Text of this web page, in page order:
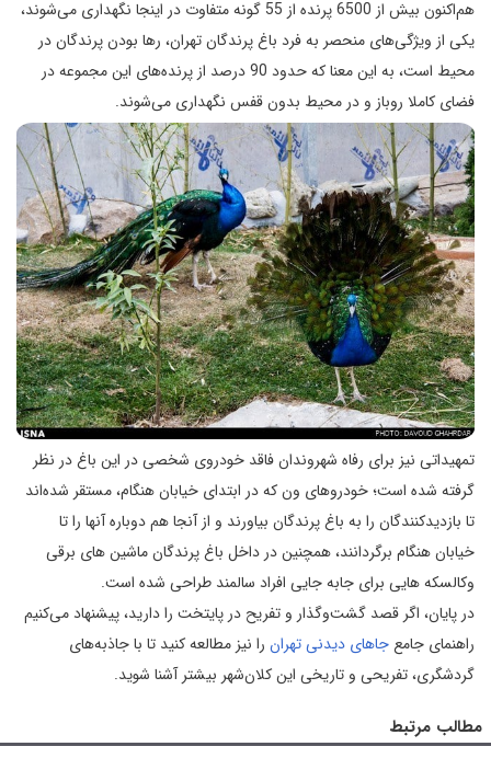
هم‌اكنون بیش از 6500 پرنده از 55 گونه متفاوت در اینجا نگهداری می‌شوند،
یكی از ویژگی‌های منحصر به فرد باغ پرندگان تهران، رها بودن پرندگان در
محیط است، به این معنا كه حدود 90 درصد از پرنده‌های این مجموعه در
فضای كاملا روباز و در محیط بدون قفس نگهداری می‌شوند.
تمهیداتی نیز برای رفاه شهروندان فاقد خودروی شخصی در این باغ در نظر
گرفته شده است؛ خودروهای ون که در ابتدای خیابان هنگام، مستقر شده‌اند
تا بازدیدكنندگان را به باغ پرندگان بیاورند و از آنجا هم دوباره آنها را تا
خیابان هنگام برگردانند، همچنین در داخل باغ پرندگان ماشین های برقی
وکالسکه هایی برای جابه جایی افراد سالمند طراحی شده است.
در پایان، اگر قصد گشت‌وگذار و تفریح در پایتخت را دارید، پیشنهاد می‌کنیم
راهنمای جامعجاهای دیدنی تهران را نیز مطالعه کنید تا با جاذبه‌های
گردشگری، تفریحی و تاریخی این کلان‌شهر بیشتر آشنا شوید.
مطالب مرتبط